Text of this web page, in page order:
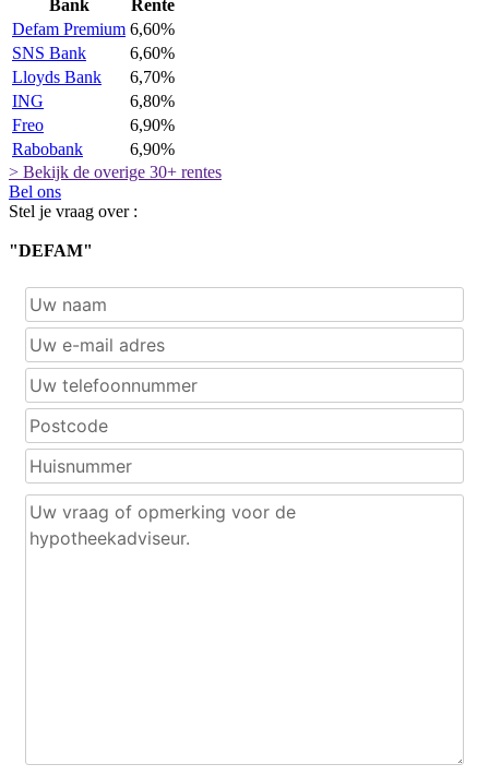
Bank
Rente
Defam Premium 6,60%
SNS Bank
6,60%
Lloyds Bank
6,70%
ING
6,80%
Freo
6,90%
Rabobank
6,90%
> Bekijk de overige 30+ rentes
Bel ons
Stel je vraag over :
"DEFAM"